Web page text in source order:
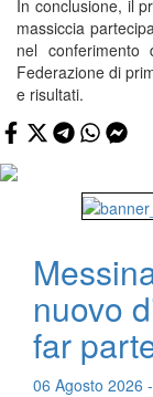
In conclusione, il
massiccia
nel
Federazione di
e risultati.
nuovo
far
06 Agosto 2026